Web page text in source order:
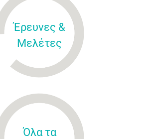
Έρευνες &
Μελέτες
Όλα τα